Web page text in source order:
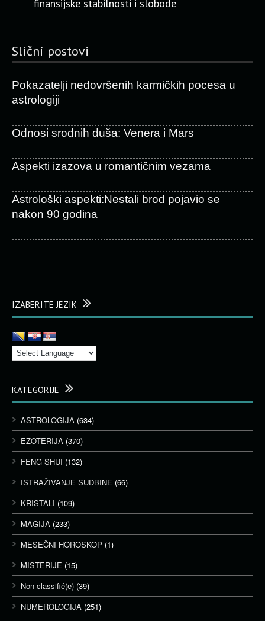
finansijske stabilnosti i slobode
Slični postovi
Pokazatelji nedovršenih karmičkih pocesa u
astrologiji
Odnosi srodnih duša: Venera i Mars
Aspekti izazova u romantičnim vezama
Astrološki aspekti:Nestali brod pojavio se
nakon 90 godina
IZABERITE JEZIK
KATEGORIJE
ASTROLOGIJA (634)
EZOTERIJA (370)
FENG SHUI (132)
ISTRAŽIVANJE SUDBINE (66)
KRISTALI (109)
MAGIJA (233)
MESEČNI HOROSKOP (1)
MISTERIJE (15)
Non classifié(e) (39)
NUMEROLOGIJA (251)